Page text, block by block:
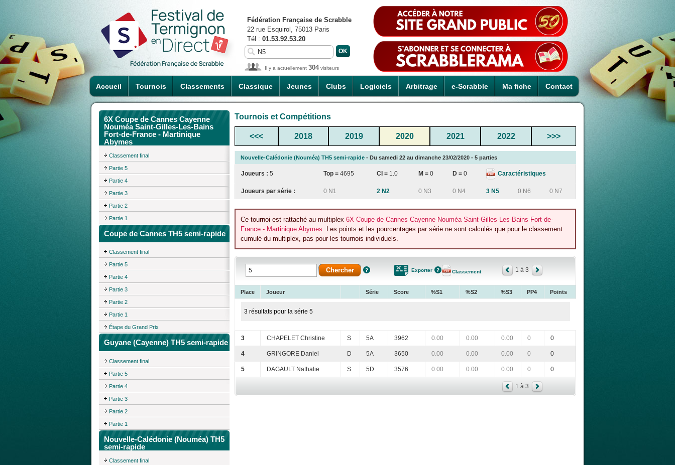
Accueil Tournois Classements Classique Jeunes Clubs Logiciels Arbitrage e-Scrabble Ma fiche Contact
Fédération Française de Scrabble
22 rue Esquirol, 75013 Paris
Tél : 01.53.92.53.20
Il y a actuellement 304visiteurs
6X Coupe de Cannes Cayenne
Nouméa Saint-Gilles-Les-Bains
Fort-de-France - Martinique
Abymes
Classement final
Partie 5
Partie 4
Partie 3
Partie 2
Partie 1
Coupe de Cannes TH5 semi-rapide
Classement final
Partie 5
Partie 4
Partie 3
Partie 2
Partie 1
Étape du Grand Prix
Guyane (Cayenne) TH5 semi-rapide
Classement final
Partie 5
Partie 4
Partie 3
Partie 2
Partie 1
Nouvelle-Calédonie (Nouméa) TH5
semi-rapide
Classement final
Tournois et Compétitions
<<< 2018 2019 2020 2021 2022 >>>
Nouvelle-Calédonie (Nouméa) TH5 semi-rapide - Du samedi 22 au dimanche 23/02/2020 - 5 parties
Joueurs : 5 Top = 4695 CI = 1.0 M = 0 D = 0 Caractéristiques
Joueurs par série : 0 N1 2 N2 0 N3 0 N4 3 N5 0 N6 0 N7
Ce tournoi est rattaché au multiplex 6X Coupe de Cannes Cayenne Nouméa Saint-Gilles-Les-Bains Fort-de-
France - Martinique Abymes. Les points et les pourcentages par série ne sont calculés que pour le classement
cumulé du multiplex, pas pour les tournois individuels.
Exporter Classement 1 à 3
Place Joueur Série Score %S1 %S2 %S3 PP4 Points
3 résultats pour la série 5
3 CHAPELET Christine S 5A 3962 0.00 0.00 0.00 0 0
4 GRINGORE Daniel D 5A 3650 0.00 0.00 0.00 0 0
5 DAGAULT Nathalie S 5D 3576 0.00 0.00 0.00 0 0
1 à 3